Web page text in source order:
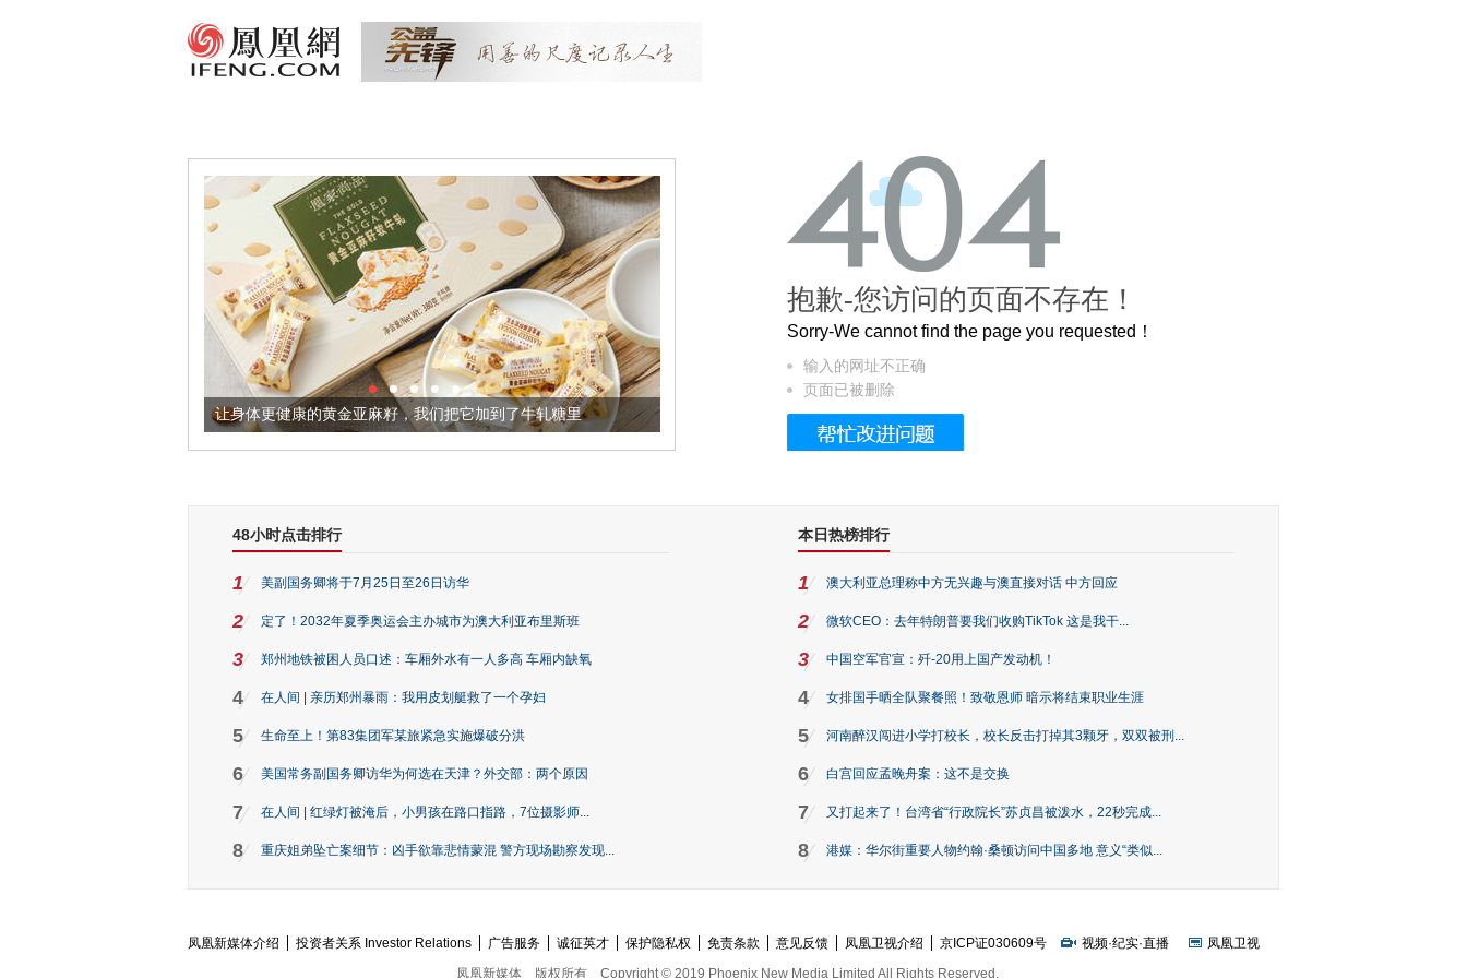
让身体更健康的黄金亚麻籽，我们把它加到了牛轧糖里 被列入佛家七宝的它到底有多美？
抱歉-您访问的页面不存在！
Sorry-We cannot find the page you requested！
输入的网址不正确
页面已被删除
48小时点击排行
1 美副国务卿将于7月25日至26日访华
2 定了！2032年夏季奥运会主办城市为澳大利亚布里斯班
3 郑州地铁被困人员口述：车厢外水有一人多高 车厢内缺氧
4 在人间 | 亲历郑州暴雨：我用皮划艇救了一个孕妇
5 生命至上！第83集团军某旅紧急实施爆破分洪
6 美国常务副国务卿访华为何选在天津？外交部：两个原因
7 在人间 | 红绿灯被淹后，小男孩在路口指路，7位摄影师...
8 重庆姐弟坠亡案细节：凶手欲靠悲情蒙混 警方现场勘察发现...
本日热榜排行
1 澳大利亚总理称中方无兴趣与澳直接对话 中方回应
2 微软CEO：去年特朗普要我们收购TikTok 这是我干...
3 中国空军官宣：歼-20用上国产发动机！
4 女排国手晒全队聚餐照！致敬恩师 暗示将结束职业生涯
5 河南醉汉闯进小学打校长，校长反击打掉其3颗牙，双双被刑...
6 白宫回应孟晚舟案：这不是交换
7 又打起来了！台湾省“行政院长”苏贞昌被泼水，22秒完成...
8 港媒：华尔街重要人物约翰·桑顿访问中国多地 意义“类似...
凤凰新媒体介绍 投资者关系 Investor Relations 广告服务 诚征英才 保护隐私权 免责条款 意见反馈 凤凰卫视介绍 京ICP证030609号 视频·纪实·直播
凤凰卫视
凤凰新媒体
版权所有 Copyright © 2019 Phoenix New Media Limited All Rights Reserved.